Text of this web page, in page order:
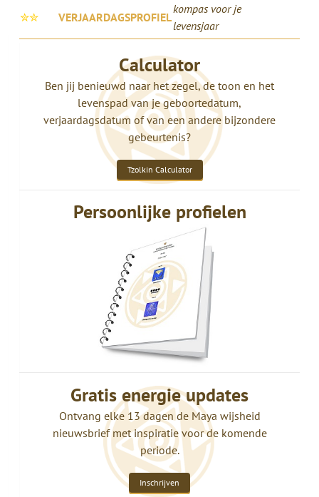
✮✮
VERJAARDAGSPROFIEL
kompas voor je
levensjaar
Calculator
Ben jij benieuwd naar het zegel, de toon en het
levenspad van je geboortedatum,
verjaardagsdatum of van een andere bijzondere
gebeurtenis?
Tzolkin Calculator
Persoonlijke profielen
Gratis energie updates
Ontvang elke 13 dagen de Maya wijsheid
nieuwsbrief met inspiratie voor de komende
periode.
Inschrijven